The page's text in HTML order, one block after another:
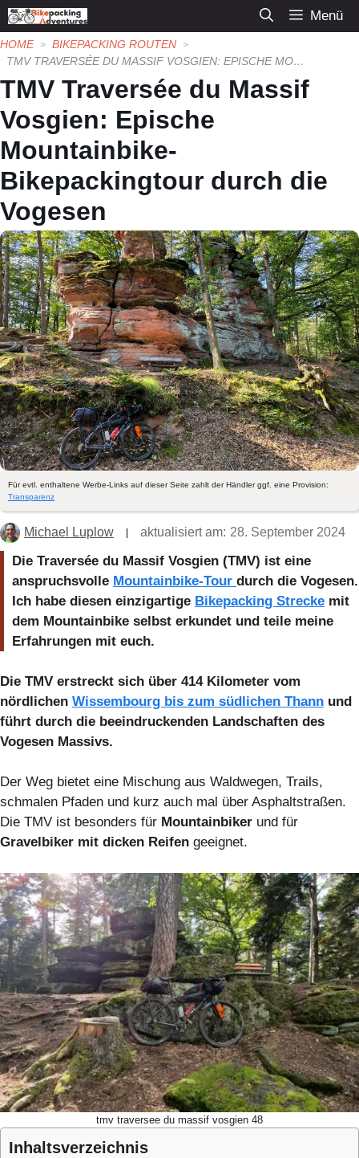
Zum
Inhalt
springen
Menü
HOME
BIKEPACKING ROUTEN
TMV TRAVERSÉE DU MASSIF VOSGIEN: EPISCHE MOUNTAINBIKE-BIKEPACKINGTOUR DURCH DIE VOGESEN
TMV Traversée du Massif
Vosgien: Epische
Mountainbike-
Bikepackingtour durch die
Vogesen
Für evtl. enthaltene Werbe-Links auf dieser Seite zahlt der Händler ggf. eine Provision:
Transparenz
Michael Luplow aktualisiert am: 28. September 2024
Die Traversée du Massif Vosgien (TMV) ist eine
anspruchsvolle Mountainbike-Tour durch die Vogesen.
Ich habe diesen einzigartige Bikepacking Strecke mit
dem Mountainbike selbst erkundet und teile meine
Erfahrungen mit euch.
Die TMV erstreckt sich über 414 Kilometer vom
nördlichen Wissembourg bis zum südlichen Thann und
führt durch die beeindruckenden Landschaften des
Vogesen Massivs.
Der Weg bietet eine Mischung aus Waldwegen, Trails,
schmalen Pfaden und kurz auch mal über Asphaltstraßen.
Die TMV ist besonders für Mountainbiker und für
Gravelbiker mit dicken Reifen geeignet.
tmv traversee du massif vosgien 48
Inhaltsverzeichnis